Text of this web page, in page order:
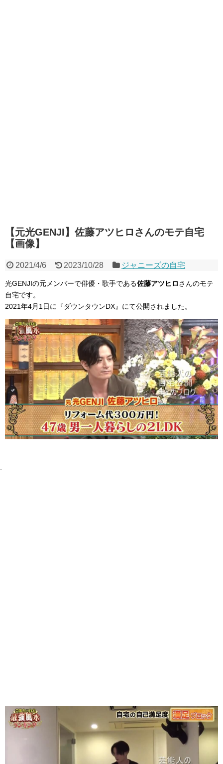
【元光GENJI】佐藤アツヒロさんのモテ自宅
【画像】
2021/4/6 2023/10/28 ジャニーズの自宅
光GENJIの元メンバーで俳優・歌手である佐藤アツヒロさんのモテ
自宅です。
2021年4月1日に『ダウンタウンDX』にて公開されました。